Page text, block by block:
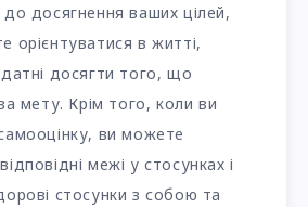
досягнення ваших цілей,
орієнтуватися в житті,
досягти того, що
мету. Крім того, коли ви
ви можете
межі у стосунках і
стосунки з собою та